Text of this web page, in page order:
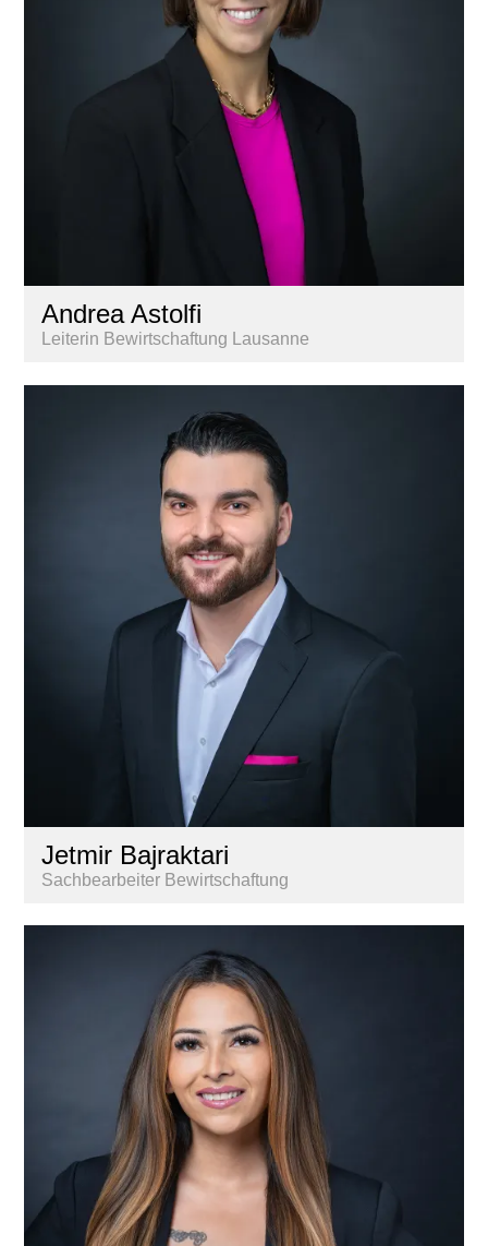
Andrea Astolfi
Leiterin Bewirtschaftung Lausanne
Jetmir Bajraktari
Sachbearbeiter Bewirtschaftung